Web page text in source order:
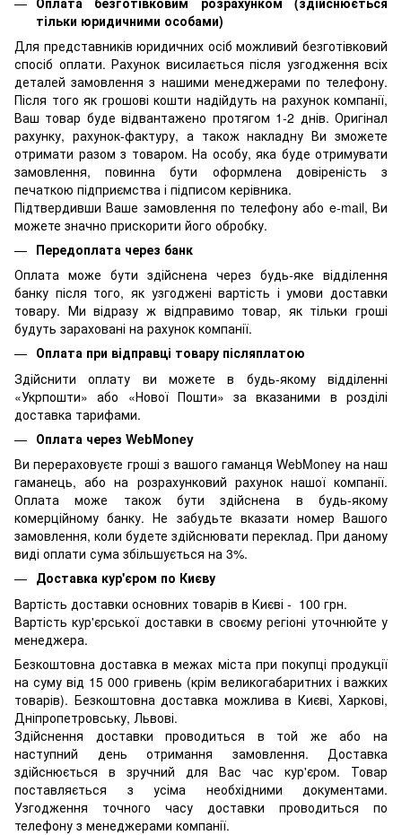
тільки юридичними особами)
Для представників юридичних осіб можливий безготівковий
спосіб оплати. Рахунок висилається після узгодження всіх
деталей замовлення з нашими менеджерами по телефону.
Після того як грошові кошти надійдуть на рахунок компанії,
Ваш товар буде відвантажено протягом 1-2 днів. Оригінал
рахунку, рахунок-фактуру, а також накладну Ви зможете
отримати разом з товаром. На особу, яка буде отримувати
замовлення, повинна бути оформлена довіреність з
печаткою підприємства і підписом керівника.
Підтвердивши Ваше замовлення по телефону або e-mail, Ви
можете значно прискорити його обробку.
Передоплата через банк
Оплата може бути здійснена через будь-яке відділення
банку після того, як узгоджені вартість і умови доставки
товару. Ми відразу ж відправимо товар, як тільки гроші
будуть зараховані на рахунок компанії.
Оплата при відправці товару післяплатою
Здійснити оплату ви можете в будь-якому відділенні
«Укрпошти» або «Нової Пошти» за вказаними в розділі
доставка тарифами.
Оплата через WebMoney
Ви перераховуєте гроші з вашого гаманця WebMoney на наш
гаманець, або на розрахунковий рахунок нашої компанії.
Оплата може також бути здійснена в будь-якому
комерційному банку. Не забудьте вказати номер Вашого
замовлення, коли будете здійснювати переклад. При даному
виді оплати сума збільшується на 3%.
Доставка кур'єром по Києву
Вартість доставки основних товарів в Києві - 100 грн.
Вартість кур'єрської доставки в своєму регіоні уточнюйте у
менеджера.
Безкоштовна доставка в межах міста при покупці продукції
на суму від 15 000 гривень (крім великогабаритних і важких
товарів). Безкоштовна доставка можлива в Києві, Харкові,
Дніпропетровську, Львові.
Здійснення доставки проводиться в той же або на
наступний день отримання замовлення. Доставка
здійснюється в зручний для Вас час кур'єром. Товар
поставляється з усіма необхідними документами.
Узгодження точного часу доставки проводиться по
телефону з менеджерами компанії.